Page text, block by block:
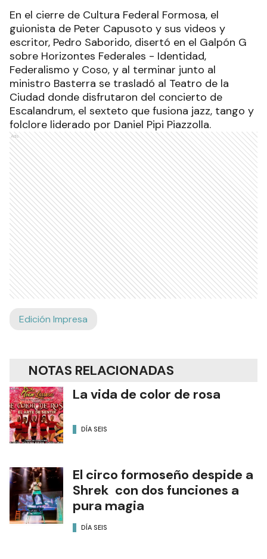
En el cierre de Cultura Federal Formosa, el
guionista de Peter Capusoto y sus videos y
escritor, Pedro Saborido, disertó en el Galpón G
sobre Horizontes Federales - Identidad,
Federalismo y Coso, y al terminar junto al
ministro Basterra se trasladó al Teatro de la
Ciudad donde disfrutaron del concierto de
Escalandrum, el sexteto que fusiona jazz, tango y
folclore liderado por Daniel Pipi Piazzolla.
Ads
Edición Impresa
NOTAS RELACIONADAS
La vida de color de rosa
DÍA SEIS
El circo formoseño despide a
Shrek con dos funciones a
pura magia
DÍA SEIS